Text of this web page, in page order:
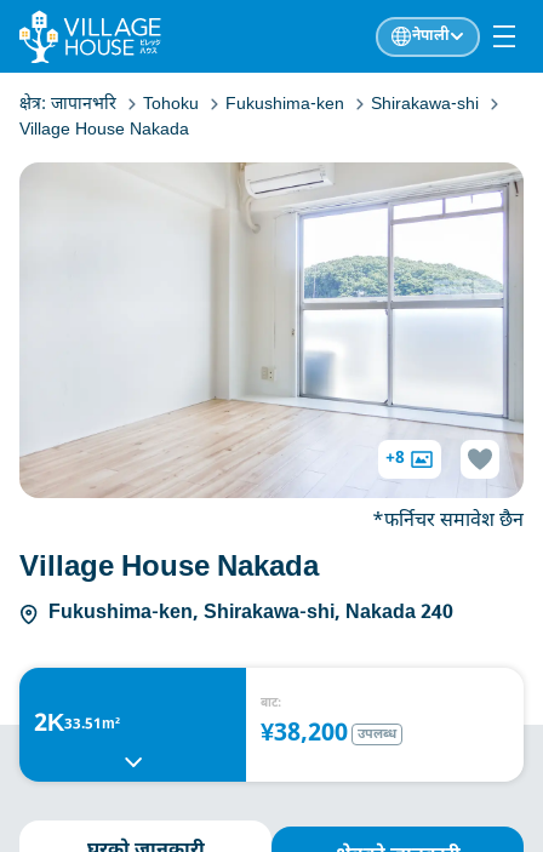
नेपाली
क्षेत्र: जापानभरि Tohoku Fukushima-ken
Shirakawa-shi
Village House Nakada
Village House Nakada
Fukushima-ken, Shirakawa-shi, Nakada 240
+8
*फर्निचर समावेश छैन
2K33.51m²
बाट:
¥38,200 उपलब्ध